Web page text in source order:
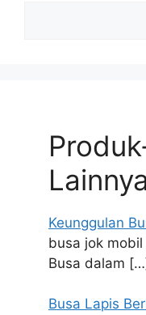
Lainnya
Keunggulan
busa jok
Busa dalam
Busa Lapis